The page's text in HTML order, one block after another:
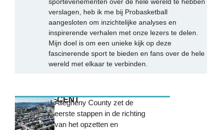
verslagen, heb ik me bij Probasketball
aangesloten om inzichtelijke analyses en
inspirerende verhalen met onze lezers te delen.
Mijn doel is om een unieke kijk op deze
fascinerende sport te bieden en fans over de hele
wereld met elkaar te verbinden.
MEEST RECENTAllegheny County zet de
eerste stappen in de richting
van het opzetten en